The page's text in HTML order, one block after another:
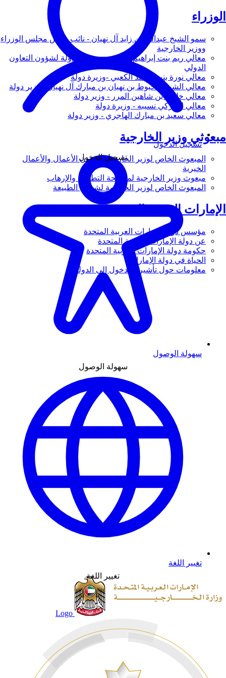
الوزراء
سمو الشيخ عبدالله بن زايد آل نهيان - نائب رئيس مجلس الوزراء
ووزير الخارجية
معالي ريم بنت إبراهيم الهاشمي - وزيرة دولة لشؤون التعاون
الدولي
معالي نورة بنت محمد الكعبي -وزيرة دولة
معالي الشيخ شخبوط بن نهيان بن مبارك آل نهيان - وزير دولة
معالي خليفة بن شاهين المرر - وزير دولة
معالي لانا زكي نسيبه - وزيرة دولة
معالي سعيد بن مبارك الهاجري - وزير دولة
مبعوثي وزير الخارجية
المبعوث الخاص لوزير الخارجية لشؤون الأعمال والأعمال
الخيرية
مبعوث وزير الخارجية لمكافحة التطرف والإرهاب
المبعوث الخاص لوزير الخارجية لشؤون الطبيعة
الإمارات العربية المتحدة
مؤسس دولة الإمارات العربية المتحدة
عن دولة الإمارات العربية المتحدة
حكومة دولة الإمارات العربية المتحدة
الحياة في دولة الإمارات
معلومات حول تأشيرة الدخول إلى الدولة
تسجيل الدخول
تسجيل الدخول
سهولة الوصول
سهولة الوصول
تغيير اللغة
تغيير اللغة
Logo